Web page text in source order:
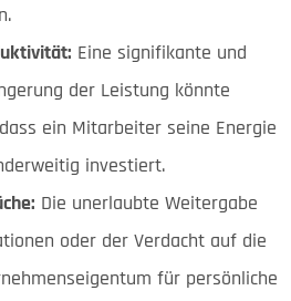
Eine signifikante und
der Leistung könnte
ein Mitarbeiter seine Energie
investiert.
Die unerlaubte Weitergabe
oder der Verdacht auf die
für persönliche